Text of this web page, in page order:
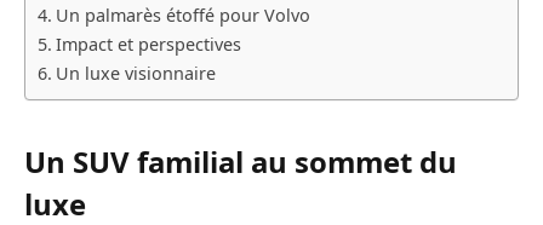
Un palmarès étoffé pour Volvo
Impact et perspectives
Un luxe visionnaire
Un SUV familial au sommet du
luxe